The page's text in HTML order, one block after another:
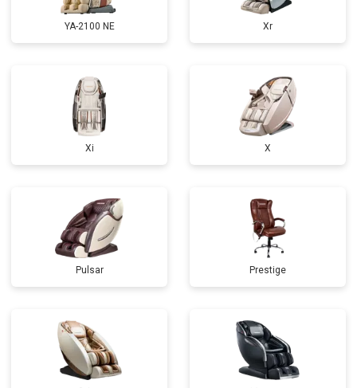
YA-2100 NE Xr
Xi X
Pulsar Prestige